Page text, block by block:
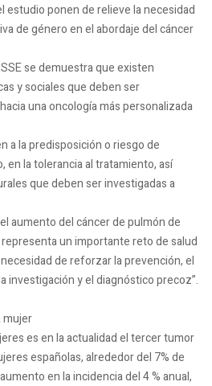
estudio ponen de relieve la necesidad
de género en el abordaje del cáncer
se demuestra que existen
y sociales que deben ser
una oncología más personalizada
a la predisposición o riesgo de
en la tolerancia al tratamiento, así
que deben ser investigadas a
aumento del cáncer de pulmón de
un importante reto de salud
de reforzar la prevención, el
investigación y el diagnóstico precoz”.
mujer
es en la actualidad el tercer tumor
españolas, alrededor del 7% de
en la incidencia del 4 % anual,